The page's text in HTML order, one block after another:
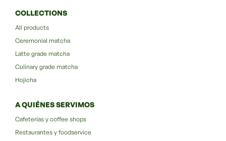
COLLECTIONS
All products
Ceremonial matcha
Latte grade matcha
Culinary grade matcha
Hojicha
A QUIÉNES SERVIMOS
Cafeterías y coffee shops
Restaurantes y foodservice